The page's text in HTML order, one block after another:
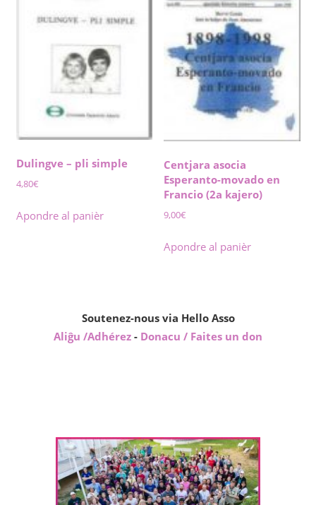
Dulingve – pli simple
4,80€
Apondre al panièr
Centjara asocia
Esperanto-movado en
Francio (2a kajero)
9,00€
Apondre al panièr
Soutenez-nous via Hello Asso
Aliĝu /Adhérez - Donacu / Faites un don